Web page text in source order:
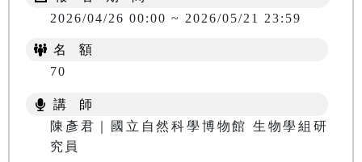
2026/04/26 00:00 ~ 2026/05/21 23:59
名 額
70
講 師
陳彥君｜國立自然科學博物館 生物學組研
究員